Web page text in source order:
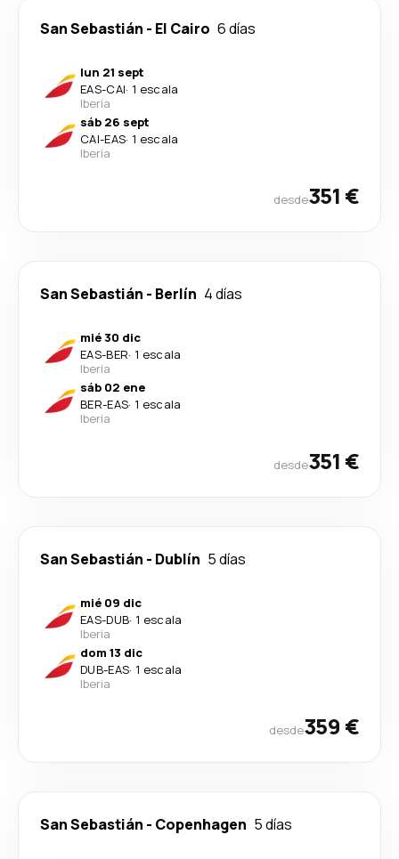
San Sebastián - El Cairo 6 días
lun 21 sept
EAS-CAI· 1 escala
Iberia
sáb 26 sept
CAI-EAS· 1 escala
Iberia
desde351 €
San Sebastián - Berlín 4 días
mié 30 dic
EAS-BER· 1 escala
Iberia
sáb 02 ene
BER-EAS· 1 escala
Iberia
desde351 €
San Sebastián - Dublín 5 días
mié 09 dic
EAS-DUB· 1 escala
Iberia
dom 13 dic
DUB-EAS· 1 escala
Iberia
desde359 €
San Sebastián - Copenhagen 5 días